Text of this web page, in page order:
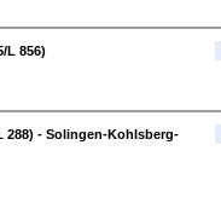
L 856)
288) - Solingen-Kohlsberg-